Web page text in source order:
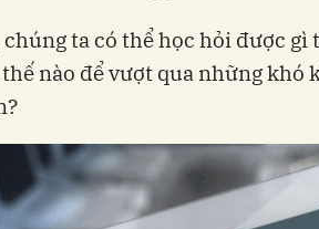
chúng ta có thể học hỏi được
nào để vượt qua những khó